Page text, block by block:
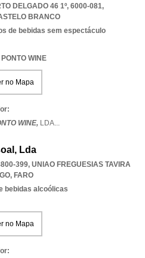
DELGADO 46 1º, 6000-081,
BRANCO
de bebidas sem espectáculo
WINE
no Mapa
WINE, LDA...
Lda
399, UNIAO FREGUESIAS TAVIRA
, FARO
bebidas alcoólicas
no Mapa